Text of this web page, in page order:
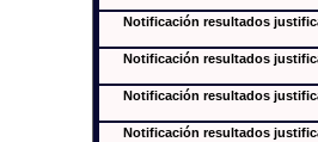
Notificación resultados
Notificación resultados
Notificación resultados
Notificación resultados